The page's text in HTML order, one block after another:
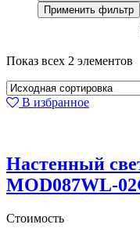
Применить фильтр
Показ всех 2 элементов
В избранное
Настенный
MOD087WL-
Стоимость